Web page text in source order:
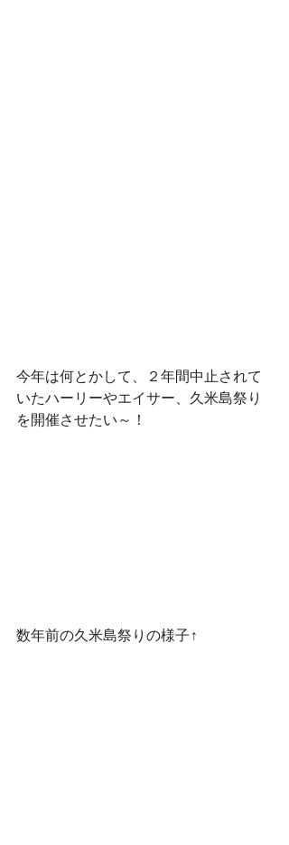
今年は何とかして、２年間中止されて
いたハーリーやエイサー、久米島祭り
を開催させたい～！
数年前の久米島祭りの様子↑